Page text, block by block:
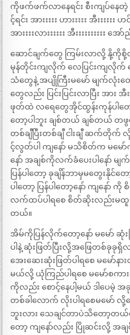
ကိုဖက်ဖက်လာနေရင်း စီးကျပ်နေ
င့်ရင်း အားးးးး ဟားးးးး အီးးးးးး
အားးးးလားးးးးး အီးးးးးးးး
ဆောင်ချက်တွေ ကြမ်းလာလို့ နို့
မုန်တိုင်းကျလိုက် လေပြင်းကျလို
သံတွေနဲ့ အပျိုကြီးမမော် မျက်လုံးတွေ
တွေလည်း ပြင်းပြင်းလာပြီး အား အီ
ဖုတ်ထဲ လရေတွေအိုင်ထွန်းကုန်ပါတေ
တော့ပါဘူး ချစ်တယ် ချစ်တယ် တဖွဖွ
တစ်ချီပြီးတစ်ချီ ငါးချီ ဆက်တိုက်
င့်လွတ်ပါ ကျနော် မသိစိတ်က မမေ
နော် အချစ်ကိုလက်ခံပေးပါနော် မျ
ပြန်ပါတော့ ခုချိန်ဘာမှမတွေးနိုင်
ပါတော့ ပြန်ပါတော့နော် ကျနော်
လက်ထပ်ပါရစေ စိတ်ဆိုးလည်းမထူးတ
တယ်။
အိမ်ကိုပြန်လိုက်တော့နော် မမော် ဆုံ
ပါနဲ့ ဆုံးဖြတ်ပြီးလို့အဖြေတစ်ခုခု
အေးဆေးဆုံးဖြတ်ပါရစေ မမော်န
မယ်လို့ ယုံကြည်ပါရစေ မမော်စကားက
ကိုလည်း စောင့်နေပါ့မယ် ဒါပေမဲ့
တစ်ခါလောက် လိုးပါရစေမမော်
ဘူးလား သေချင်တာပဲသိတော့တယ်ပ
တော့ ကျနော်လည်း ပြိုဆင်းလို့ အ